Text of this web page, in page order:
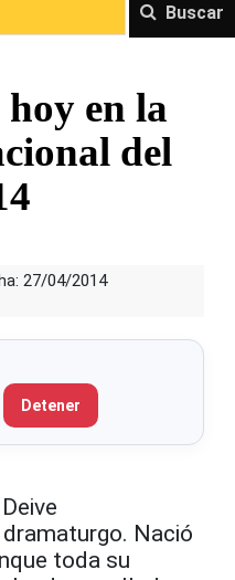
Buscar
en la
del
27/04/2014
Detener
Nació
toda su